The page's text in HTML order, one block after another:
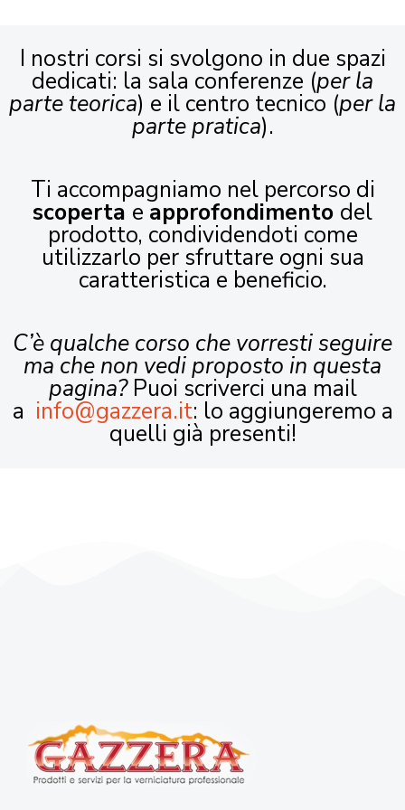
I nostri corsi si svolgono in due spazi
dedicati: la sala conferenze (per la
parte teorica) e il centro tecnico (per la
parte pratica).
Ti accompagniamo nel percorso di
scoperta e approfondimento del
prodotto, condividendoti come
utilizzarlo per sfruttare ogni sua
caratteristica e beneficio.
C’è qualche corso che vorresti seguire
ma che non vedi proposto in questa
pagina?Puoi scriverci una mail
a info@gazzera.it: lo aggiungeremo a
quelli già presenti!